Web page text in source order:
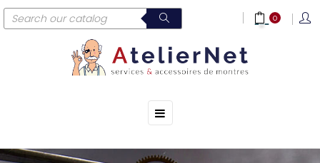
0
Toggle
navigation
☰